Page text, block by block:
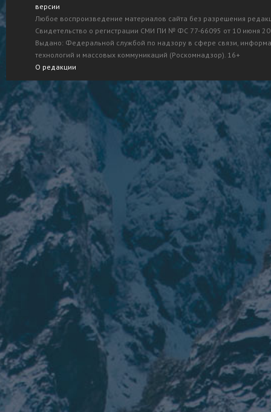
версии
Любое воспроизведение материалов сайта без разрешения
Свидетельство о регистрации СМИ ПИ № ФС 77-66095 от 10 июня
Выдано: Федеральной службой по надзору в сфере связи,
технологий и массовых коммуникаций (Роскомнадзор). 16+
О редакции